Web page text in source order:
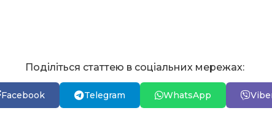
Поділіться статтею в соціальних мережах:
Facebook Telegram WhatsApp